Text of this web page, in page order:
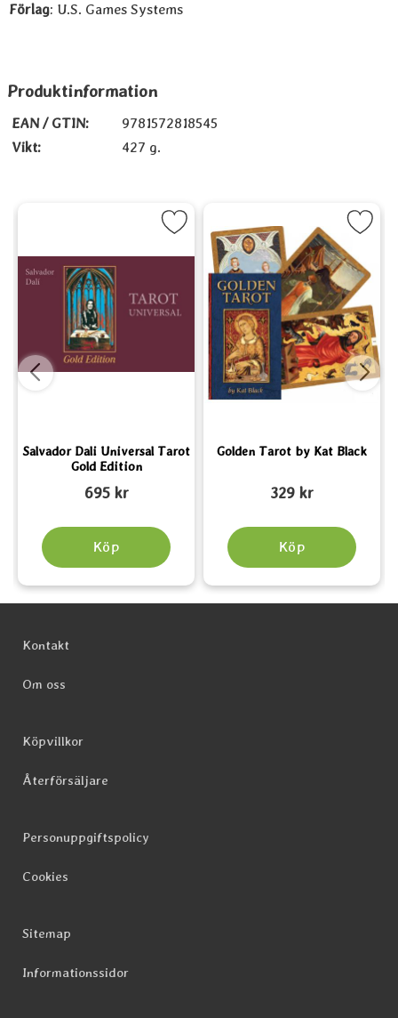
Förlag: U.S. Games Systems
Produktinformation
EAN / GTIN:
9781572818545
Vikt:
427 g.
Salvador Dali Universal Tarot
Gold Edition
Art. nr 5755695 kr
Köp
Salvador Dali Universal Tarot Gold Edition som favorit
Golden Tarot by Kat Black
Art. nr 5396329 kr
Köp
Markera Golden Tarot by
Kontakt
Om oss
Köpvillkor
Återförsäljare
Personuppgiftspolicy
Cookies
Sitemap
Informationssidor